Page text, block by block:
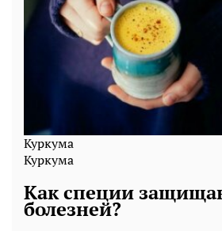
Куркума
Куркума
Как специи
болезней?